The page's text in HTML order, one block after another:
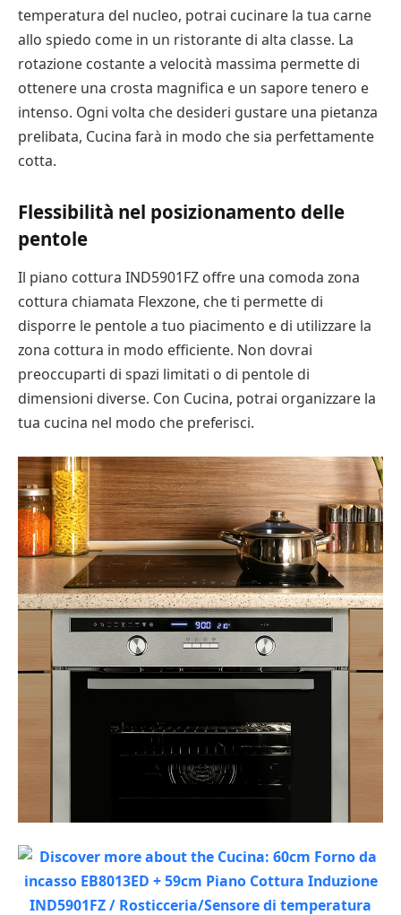
temperatura del nucleo, potrai cucinare la tua carne
allo spiedo come in un ristorante di alta classe. La
rotazione costante a velocità massima permette di
ottenere una crosta magnifica e un sapore tenero e
intenso. Ogni volta che desideri gustare una pietanza
prelibata, Cucina farà in modo che sia perfettamente
cotta.
Flessibilità nel posizionamento delle
pentole
Il piano cottura IND5901FZ offre una comoda zona
cottura chiamata Flexzone, che ti permette di
disporre le pentole a tuo piacimento e di utilizzare la
zona cottura in modo efficiente. Non dovrai
preoccuparti di spazi limitati o di pentole di
dimensioni diverse. Con Cucina, potrai organizzare la
tua cucina nel modo che preferisci.